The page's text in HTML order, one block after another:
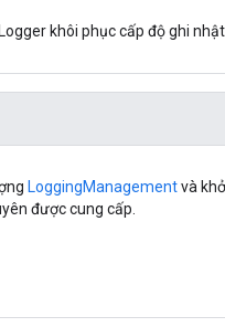
khôi phục cấp độ ghi
LoggingManagementvà
được cung cấp.